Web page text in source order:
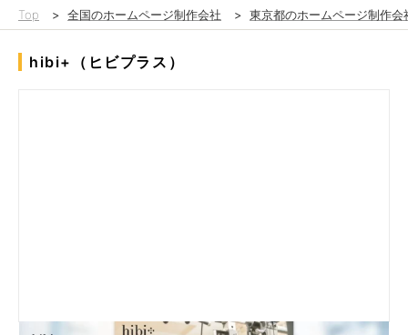
Top > 全国のホームページ制作会社 > 東京都のホームページ制作会
hibi+（ヒビプラス）